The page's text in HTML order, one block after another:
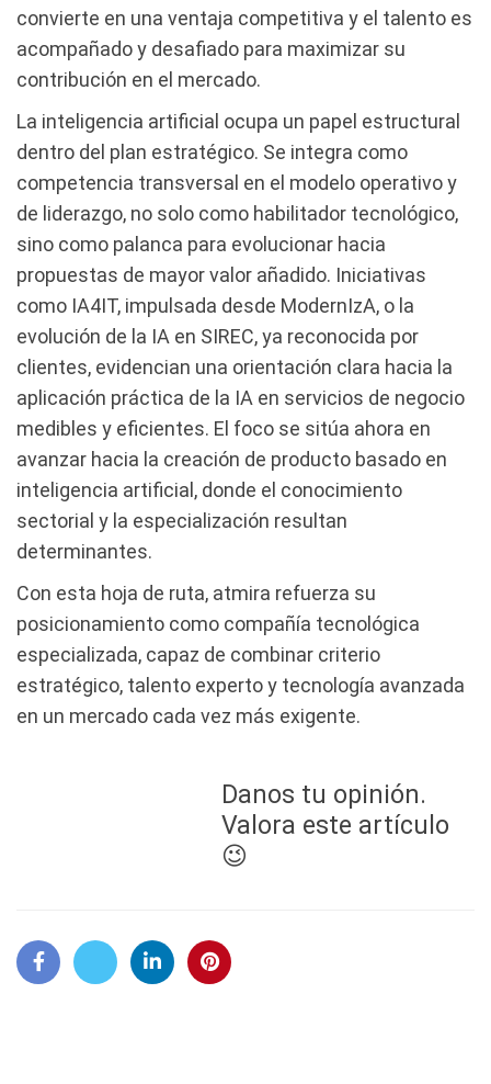
convierte en una ventaja competitiva y el talento es
acompañado y desafiado para maximizar su
contribución en el mercado.
La inteligencia artificial ocupa un papel estructural
dentro del plan estratégico. Se integra como
competencia transversal en el modelo operativo y
de liderazgo, no solo como habilitador tecnológico,
sino como palanca para evolucionar hacia
propuestas de mayor valor añadido. Iniciativas
como IA4IT, impulsada desde ModernIzA, o la
evolución de la IA en SIREC, ya reconocida por
clientes, evidencian una orientación clara hacia la
aplicación práctica de la IA en servicios de negocio
medibles y eficientes. El foco se sitúa ahora en
avanzar hacia la creación de producto basado en
inteligencia artificial, donde el conocimiento
sectorial y la especialización resultan
determinantes.
Con esta hoja de ruta, atmira refuerza su
posicionamiento como compañía tecnológica
especializada, capaz de combinar criterio
estratégico, talento experto y tecnología avanzada
en un mercado cada vez más exigente.
Danos tu opinión.
Valora este artículo
😉